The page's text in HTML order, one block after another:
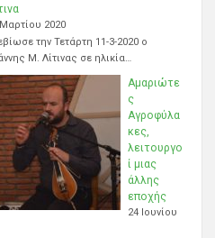
2020
την Τετάρτη 11-3-2020 ο
Μ. Λίτινας σε ηλικία…
Αμαριώτε
ς
Αγροφύλα
κες,
λειτουργο
ί μιας
άλλης
εποχής
24 Ιουνίου